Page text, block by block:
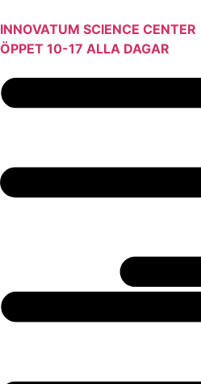
INNOVATUM SCIENCE CENTER
ÖPPET 10-17 ALLA DAGAR